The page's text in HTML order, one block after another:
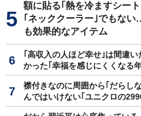
額に貼る｢熱を冷ますシー
｢ネッククーラー｣でもな
も効果的なアイテム
｢高収入の人ほど幸せ｣は間違
かった｢幸福を感じにくくなる
襟付きなのに周囲から｢だらし
んではいけない｢ユニクロの